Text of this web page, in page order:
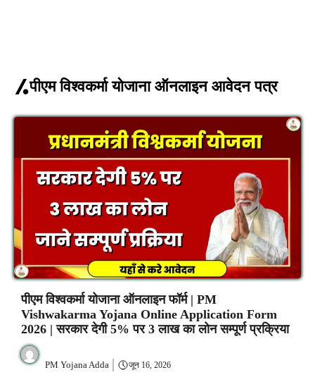
पीएम विश्वकर्मा योजाना ऑनलाइन आवेदन पत्र
पीएम विश्वकर्मा योजाना ऑनलाइन फॉर्म | PM
Vishwakarma Yojana Online Application Form
2026 | सरकार देगी 5% पर 3 लाख का लोन सम्पूर्ण प्रक्रिया
PM Yojana Adda जून 16, 2026